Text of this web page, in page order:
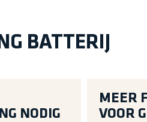
BATTERIJ
NODIG
MEER
VOOR